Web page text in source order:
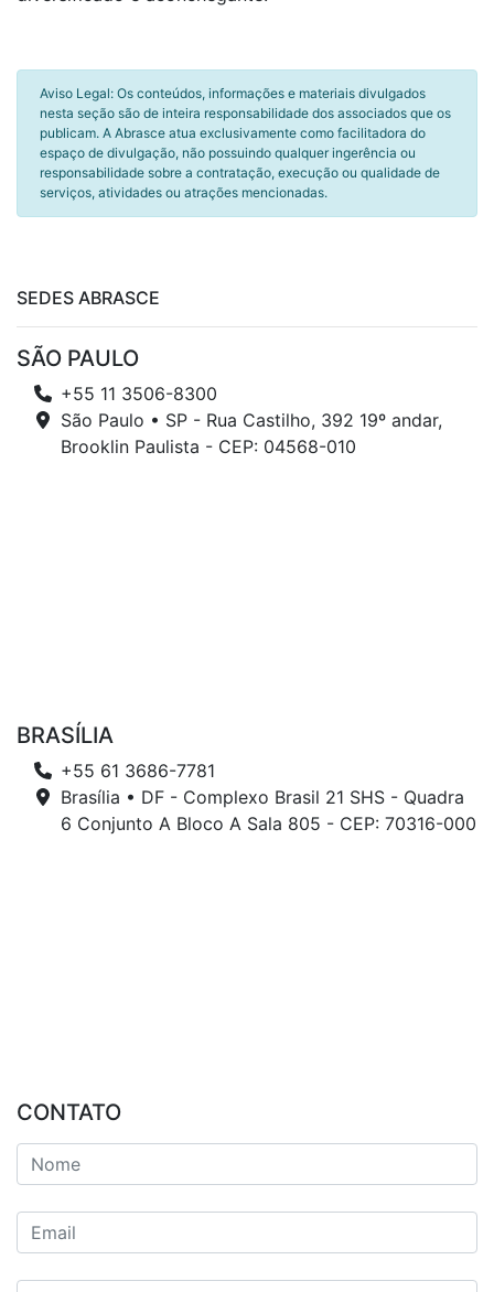
Aviso Legal: Os conteúdos, informações e materiais divulgados
nesta seção são de inteira responsabilidade dos associados que os
publicam. A Abrasce atua exclusivamente como facilitadora do
espaço de divulgação, não possuindo qualquer ingerência ou
responsabilidade sobre a contratação, execução ou qualidade de
serviços, atividades ou atrações mencionadas.
SEDES ABRASCE
SÃO PAULO
+55 11 3506-8300
São Paulo • SP - Rua Castilho, 392 19º andar,
Brooklin Paulista - CEP: 04568-010
BRASÍLIA
+55 61 3686-7781
Brasília • DF - Complexo Brasil 21 SHS - Quadra
6 Conjunto A Bloco A Sala 805 - CEP: 70316-000
CONTATO